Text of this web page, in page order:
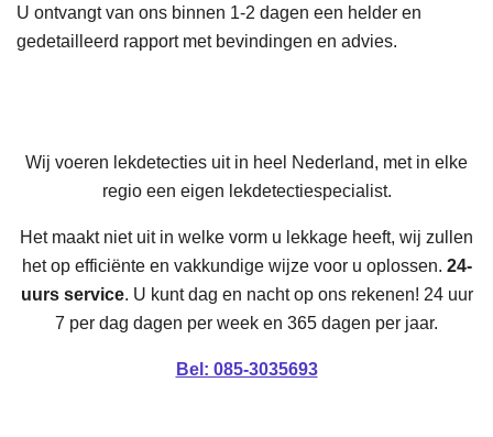
U ontvangt van ons binnen 1-2 dagen een helder en
gedetailleerd rapport met bevindingen en advies.
Wij voeren lekdetecties uit in heel Nederland, met in elke
regio een eigen lekdetectiespecialist.
Het maakt niet uit in welke vorm u lekkage heeft, wij zullen
het op efficiënte en vakkundige wijze voor u oplossen. 24-
uurs service. U kunt dag en nacht op ons rekenen! 24 uur
7 per dag dagen per week en 365 dagen per jaar.
Bel: 085-3035693